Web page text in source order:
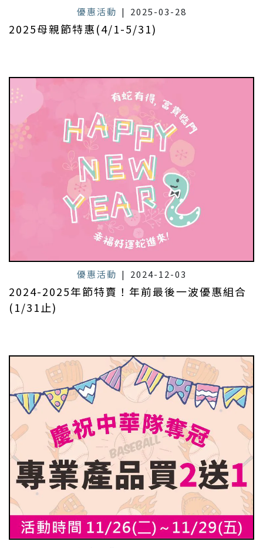
優惠活動 | 2025-03-28
2025母親節特惠(4/1-5/31)
優惠活動 | 2024-12-03
2024-2025年節特賣！年前最後一波優惠組合
(1/31止)